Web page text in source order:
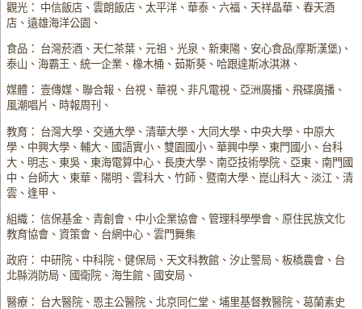
觀光： 中信飯店、雲朗飯店、太平洋、華泰、六福、天祥晶華、春天酒
店、遠雄海洋公園、
食品： 台灣菸酒、天仁茶葉、元祖、光泉、新東陽、安心食品(摩斯漢堡)、
泰山、海霸王、統一企業、橡木桶、茹斯葵、哈跟達斯冰淇淋、
媒體： 壹傳媒、聯合報、台視、華視、非凡電視、亞洲廣播、飛碟廣播、
風潮唱片、時報周刊、
教育： 台灣大學、交通大學、清華大學、大同大學、中央大學、中原大
學、中興大學、輔大、國語實小、雙園國小、華興中學、東門國小、台科
大、明志、東吳、東海電算中心、長庚大學、南亞技術學院、亞東、南門國
中、台師大、東華、陽明、雲科大、竹師、暨南大學、崑山科大、淡江、清
雲、逢甲、
組織： 信保基金、青創會、中小企業協會、管理科學學會、原住民族文化
教育協會、資策會、台網中心、雲門舞集
政府： 中研院、中科院、健保局、天文科教館、汐止警局、板橋農會、台
北縣消防局、國衛院、海生館、國安局、
醫療： 台大醫院、恩主公醫院、北京同仁堂、埔里基督教醫院、葛蘭素史